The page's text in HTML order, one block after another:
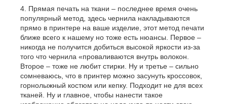
Прямая печать на ткани – последнее время очень
популярный метод, здесь чернила накладываются
прямо в принтере на ваше изделие, этот метод печати
ближе всего к нашему но тоже есть нюансы. Первое –
никогда не получится добиться высокой яркости из-за
того что чернила «проваливаются внутрь волокон.
Второе – тоже не любит стирки. Ну и третье – сильно
сомневаюсь, что в принтер можно засунуть кроссовок,
горнолыжный костюм или кепку. Подходит не для всех
тканей. Ну и главное, чтобы нанести такое